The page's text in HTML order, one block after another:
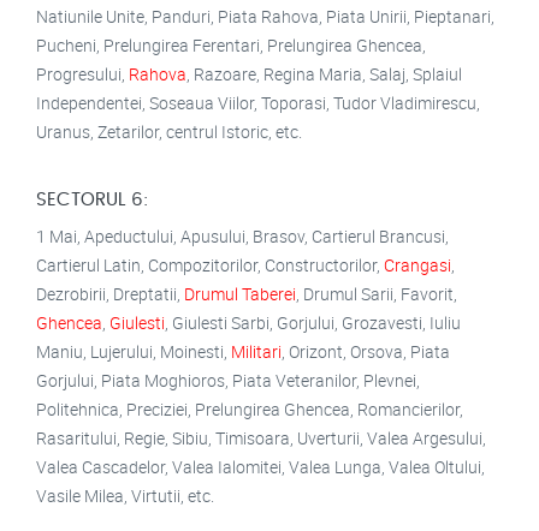
Natiunile Unite, Panduri, Piata Rahova, Piata Unirii, Pieptanari,
Pucheni, Prelungirea Ferentari, Prelungirea Ghencea,
Progresului, Rahova, Razoare, Regina Maria, Salaj, Splaiul
Independentei, Soseaua Viilor, Toporasi, Tudor Vladimirescu,
Uranus, Zetarilor, centrul Istoric, etc.
SECTORUL 6:
1 Mai, Apeductului, Apusului, Brasov, Cartierul Brancusi,
Cartierul Latin, Compozitorilor, Constructorilor, Crangasi,
Dezrobirii, Dreptatii, Drumul Taberei, Drumul Sarii, Favorit,
Ghencea, Giulesti, Giulesti Sarbi, Gorjului, Grozavesti, Iuliu
Maniu, Lujerului, Moinesti, Militari, Orizont, Orsova, Piata
Gorjului, Piata Moghioros, Piata Veteranilor, Plevnei,
Politehnica, Preciziei, Prelungirea Ghencea, Romancierilor,
Rasaritului, Regie, Sibiu, Timisoara, Uverturii, Valea Argesului,
Valea Cascadelor, Valea Ialomitei, Valea Lunga, Valea Oltului,
Vasile Milea, Virtutii, etc.